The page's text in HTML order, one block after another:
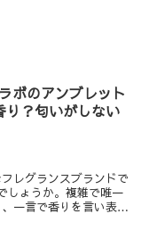
ボのアンブレット
り？匂いがしない
レグランスブランドで
しょうか。複雑で唯一
一言で香りを言い表す